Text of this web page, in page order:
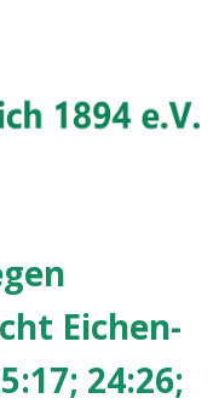
VORSTAND
SERVICE UND
BEITRAGSÜBERSICHT
IMPRESSUM
Eichen-
24:26;